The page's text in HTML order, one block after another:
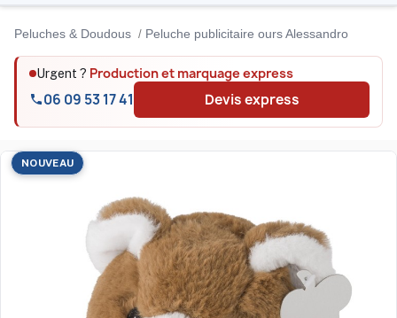
Peluches & Doudous Peluche publicitaire ours Alessandro
Urgent ? Production et marquage express
06 09 53 17 41 Devis express
NOUVEAU